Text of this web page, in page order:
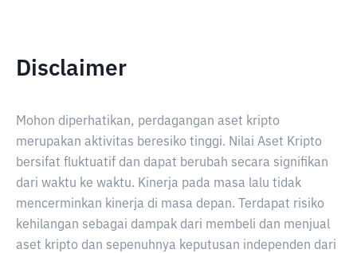
Disclaimer
Mohon diperhatikan, perdagangan aset kripto
merupakan aktivitas beresiko tinggi. Nilai Aset Kripto
bersifat fluktuatif dan dapat berubah secara signifikan
dari waktu ke waktu. Kinerja pada masa lalu tidak
mencerminkan kinerja di masa depan. Terdapat risiko
kehilangan sebagai dampak dari membeli dan menjual
aset kripto dan sepenuhnya keputusan independen dari